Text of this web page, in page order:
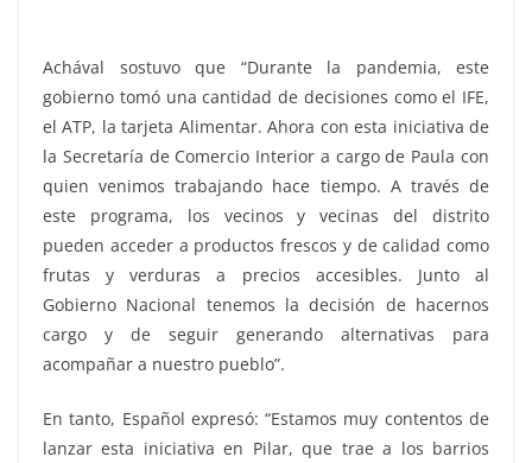
Achával sostuvo que “Durante la pandemia, este
gobierno tomó una cantidad de decisiones como el IFE,
el ATP, la tarjeta Alimentar. Ahora con esta iniciativa de
la Secretaría de Comercio Interior a cargo de Paula con
quien venimos trabajando hace tiempo. A través de
este programa, los vecinos y vecinas del distrito
pueden acceder a productos frescos y de calidad como
frutas y verduras a precios accesibles. Junto al
Gobierno Nacional tenemos la decisión de hacernos
cargo y de seguir generando alternativas para
acompañar a nuestro pueblo”.
En tanto, Español expresó: “Estamos muy contentos de
lanzar esta iniciativa en Pilar, que trae a los barrios